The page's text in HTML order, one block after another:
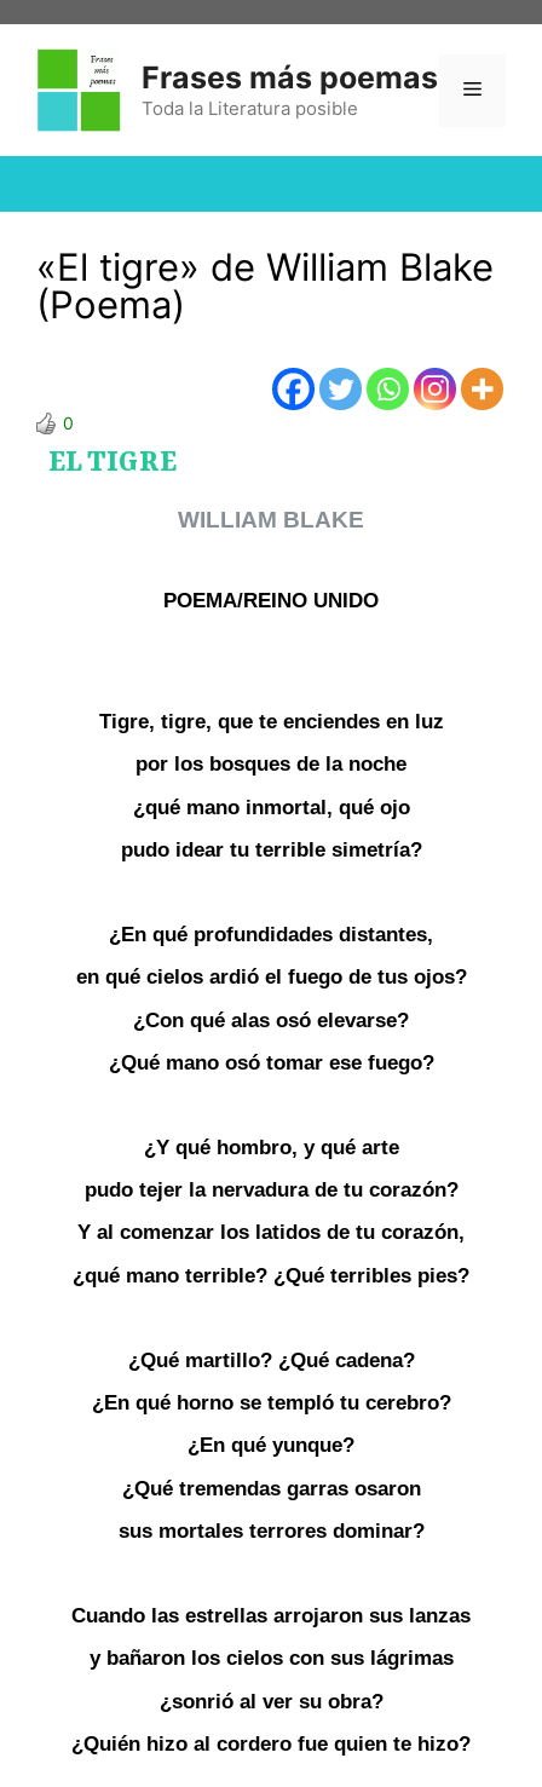
Frases más poemas
Toda la Literatura posible
«El tigre» de William Blake
(Poema)
0
EL TIGRE
WILLIAM BLAKE
POEMA/REINO UNIDO
Tigre, tigre, que te enciendes en luz
por los bosques de la noche
¿qué mano inmortal, qué ojo
pudo idear tu terrible simetría?
¿En qué profundidades distantes,
en qué cielos ardió el fuego de tus ojos?
¿Con qué alas osó elevarse?
¿Qué mano osó tomar ese fuego?
¿Y qué hombro, y qué arte
pudo tejer la nervadura de tu corazón?
Y al comenzar los latidos de tu corazón,
¿qué mano terrible? ¿Qué terribles pies?
¿Qué martillo? ¿Qué cadena?
¿En qué horno se templó tu cerebro?
¿En qué yunque?
¿Qué tremendas garras osaron
sus mortales terrores dominar?
Cuando las estrellas arrojaron sus lanzas
y bañaron los cielos con sus lágrimas
¿sonrió al ver su obra?
¿Quién hizo al cordero fue quien te hizo?